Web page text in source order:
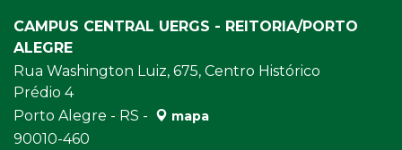
Universidade.
CAMPUS CENTRAL UERGS - REITORIA/PORTO
ALEGRE
Rua Washington Luiz, 675, Centro Histórico
Prédio 4
Porto Alegre - RS -
mapa
90010-460